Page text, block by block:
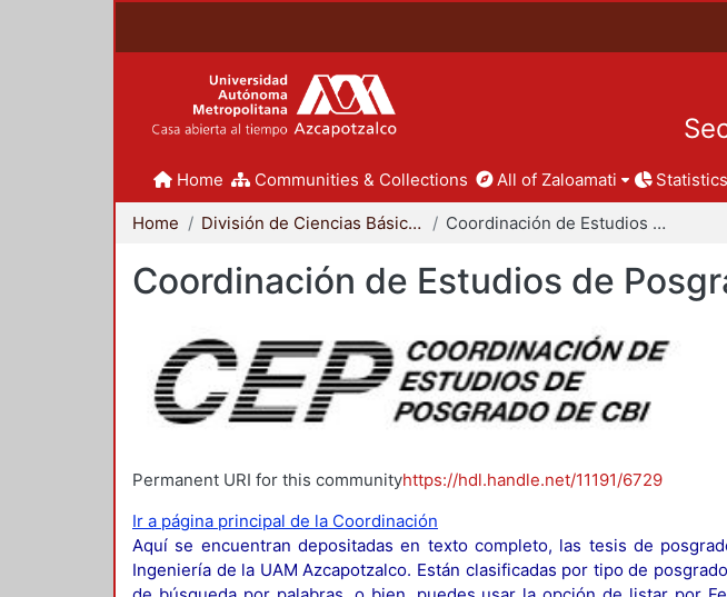
Home Communities & Collections All of Zaloamati Statistics
Home División de Ciencias Básicas e Ingeniería Coordinación de Estudios de Posgrado - CBI
Coordinación de Estudios de
Permanent URI for this communityhttps://hdl.handle.net/11191/6729
Ir a página principal de la Coordinación
Aquí se encuentran depositadas en texto completo, las tesis de
Ingeniería de la UAM Azcapotzalco. Están clasificadas por tipo de